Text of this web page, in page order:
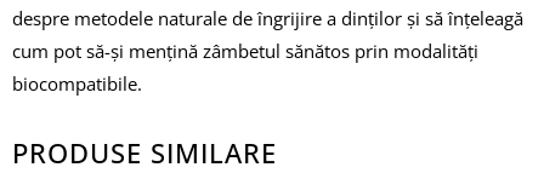
despre metodele naturale de îngrijire a dinților și să înțeleagă
cum pot să-și mențină zâmbetul sănătos prin modalități
biocompatibile.
PRODUSE SIMILARE